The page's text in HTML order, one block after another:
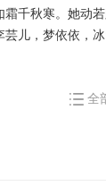
千秋寒。她动
儿，梦依依，
天阙大陆没有的
九重天外来犯全